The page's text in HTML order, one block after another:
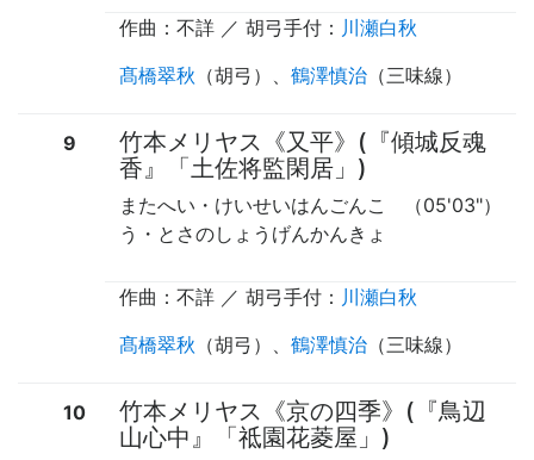
作曲：不詳 ／ 胡弓手付 ： 川瀬白秋
髙橋翠秋 （胡弓 ）、 鶴澤慎治 （三味線）
9
竹本メリヤス《又平》(『傾城反魂
香』「土佐将監閑居」)
（05'03"）
またへい・けいせいはんごんこ
う・とさのしょうげんかんきょ
作曲：不詳 ／ 胡弓手付 ： 川瀬白秋
髙橋翠秋 （胡弓 ）、 鶴澤慎治 （三味線）
10
竹本メリヤス《京の四季》(『鳥辺
山心中』「祗園花菱屋」)